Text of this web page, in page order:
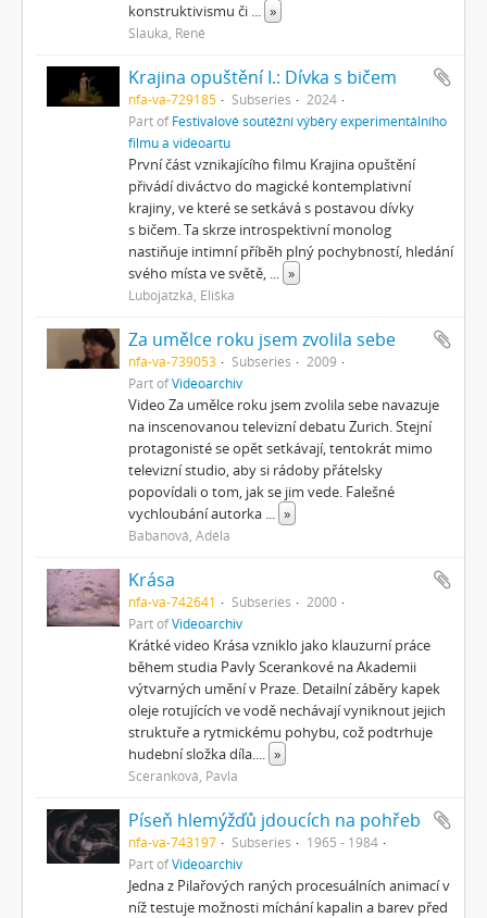
konstruktivismu či ... »
Slauka, René
Krajina opuštění I.: Dívka s bičem
nfa-va-729185 Subseries
2024
Part ofFestivalové soutěžní výběry experimentálního
filmu a videoartu
První část vznikajícího filmu Krajina opuštění
přivádí diváctvo do magické kontemplativní
krajiny, ve které se setkává s postavou dívky
s bičem. Ta skrze introspektivní monolog
nastiňuje intimní příběh plný pochybností, hledání
svého místa ve světě, ... »
Lubojatzká, Eliška
Za umělce roku jsem zvolila sebe
nfa-va-739053 Subseries
2009
Part ofVideoarchiv
Video Za umělce roku jsem zvolila sebe navazuje
na inscenovanou televizní debatu Zurich. Stejní
protagonisté se opět setkávají, tentokrát mimo
televizní studio, aby si rádoby přátelsky
popovídali o tom, jak se jim vede. Falešné
vychloubání autorka ... »
Babanová, Adéla
Krása
nfa-va-742641 Subseries
2000
Part ofVideoarchiv
Krátké video Krása vzniklo jako klauzurní práce
během studia Pavly Scerankové na Akademii
výtvarných umění v Praze. Detailní záběry kapek
oleje rotujících ve vodě nechávají vyniknout jejich
struktuře a rytmickému pohybu, což podtrhuje
hudební složka díla.... »
Sceranková, Pavla
Píseň hlemýžďů jdoucích na pohřeb
nfa-va-743197 Subseries
1965 - 1984
Part ofVideoarchiv
Jedna z Pilařových raných procesuálních animací v
níž testuje možnosti míchání kapalin a barev před